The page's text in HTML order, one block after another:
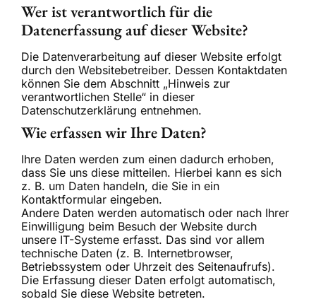
Wer ist verantwortlich für die
Datenerfassung auf dieser Website?
Die Datenverarbeitung auf dieser Website erfolgt
durch den Websitebetreiber. Dessen Kontaktdaten
können Sie dem Abschnitt „Hinweis zur
verantwortlichen Stelle“ in dieser
Datenschutzerklärung entnehmen.
Wie erfassen wir Ihre Daten?
Ihre Daten werden zum einen dadurch erhoben,
dass Sie uns diese mitteilen. Hierbei kann es sich
z. B. um Daten handeln, die Sie in ein
Kontaktformular eingeben.
Andere Daten werden automatisch oder nach Ihrer
Einwilligung beim Besuch der Website durch
unsere IT-Systeme erfasst. Das sind vor allem
technische Daten (z. B. Internetbrowser,
Betriebssystem oder Uhrzeit des Seitenaufrufs).
Die Erfassung dieser Daten erfolgt automatisch,
sobald Sie diese Website betreten.